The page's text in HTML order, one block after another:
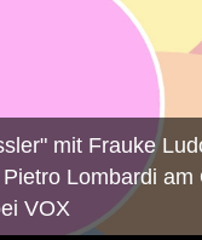
mit Frauke
Lombardi am
VOX